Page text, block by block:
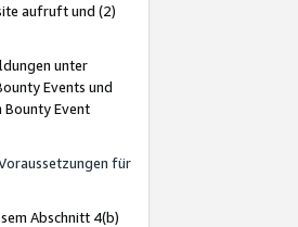
aufruft und (2)
unter
Events und
Bounty Event
für
Abschnitt 4(b)